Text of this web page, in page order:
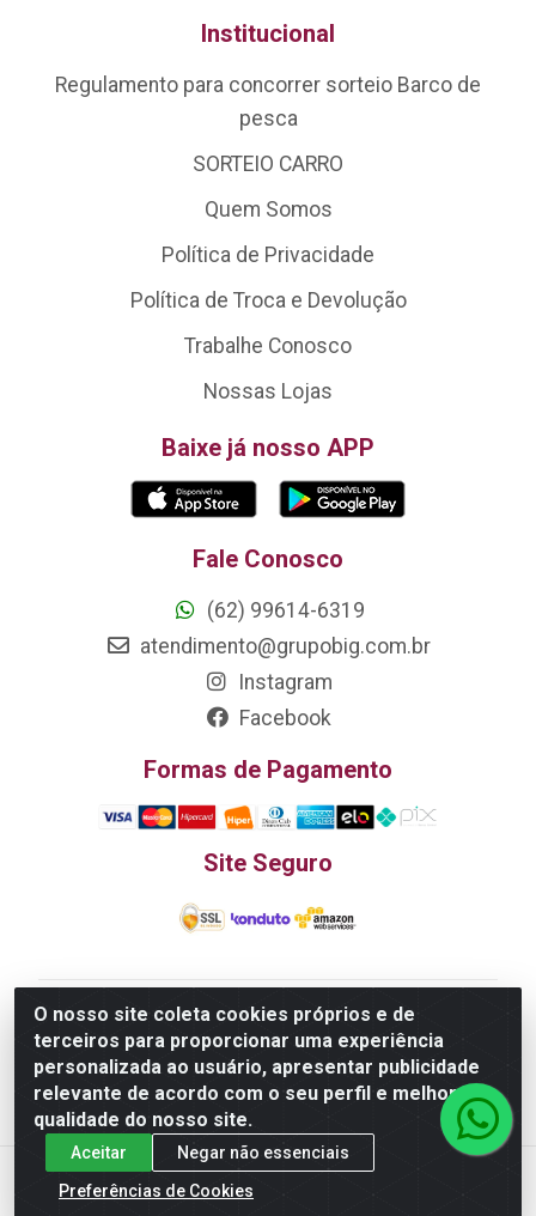
O nosso site coleta cookies próprios e de
terceiros para proporcionar uma experiência
personalizada ao usuário, apresentar publicidade
relevante de acordo com o seu perfil e melhorar a
qualidade do nosso site.
Aceitar
Negar não essenciais
Preferências de Cookies
Institucional
Regulamento para concorrer sorteio Barco de
pesca
SORTEIO CARRO
Quem Somos
Política de Privacidade
Política de Troca e Devolução
Trabalhe Conosco
Nossas Lojas
Baixe já nosso APP
Fale Conosco
(62) 99614-6319
atendimento@grupobig.com.br
Instagram
Facebook
Formas de Pagamento
Site Seguro
Edn Utilidades Domésticas Importação e Exportação
LTDA - R. Edmundo Pinto da Cunha, LT APM 06, N 133 -
Res. Luiza Monteiro, Trindade - GO, 75385-000 - CNPJ
20.758.851.0045/26